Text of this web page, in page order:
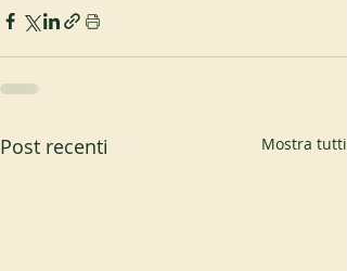
Post recenti Mostra tutti